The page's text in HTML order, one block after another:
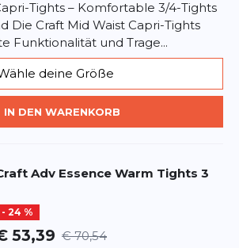
gestellte Fragen
die Essence Tights 3?
in verschiedenen Farben?
Deiner Essence Tights 3 zu
den Einsatz von Weichspüler
der Luft trocknen, um die Elastizität
Tights – Komfortable 3/4-Tights
Die Craft Mid Waist Capri-Tights
Funktionalität und Trage...
deine Größe
IN DEN WARENKORB
Adv Essence Warm Tights 3
- 24 %
53,39 € 70,54